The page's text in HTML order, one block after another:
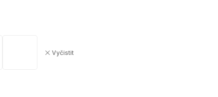
Vyčistit